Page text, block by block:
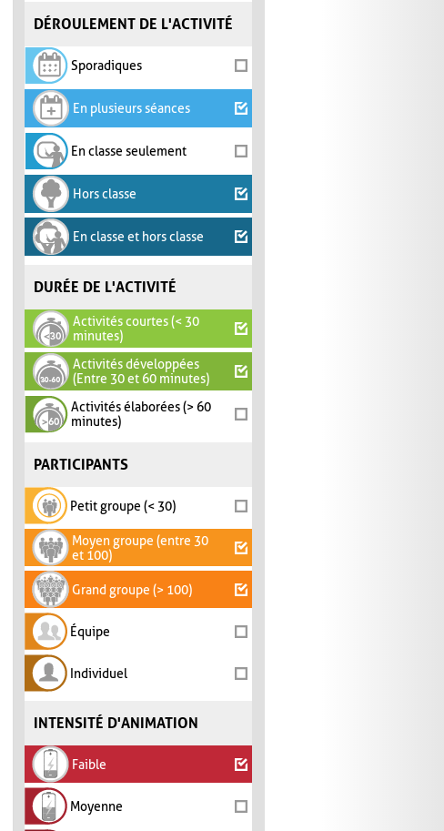
DÉROULEMENT DE L'ACTIVITÉ
Sporadiques
En plusieurs séances
En classe seulement
Hors classe
En classe et hors classe
DURÉE DE L'ACTIVITÉ
Activités courtes (< 30
minutes)
Activités développées
(Entre 30 et 60 minutes)
Activités élaborées (> 60
minutes)
PARTICIPANTS
Petit groupe (< 30)
Moyen groupe (entre 30
et 100)
Grand groupe (> 100)
Équipe
Individuel
INTENSITÉ D'ANIMATION
Faible
Moyenne